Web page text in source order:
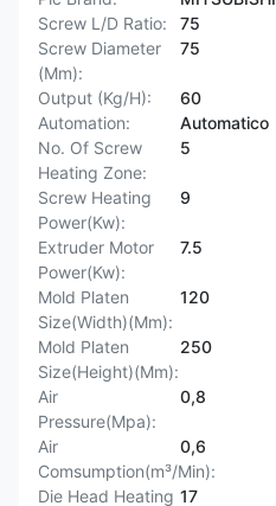
Screw L/D Ratio:
75
Screw Diameter
(Mm):
75
Output (Kg/H):
60
Automation:
Automatico
No. Of Screw
Heating Zone:
5
Screw Heating
Power(Kw):
9
Extruder Motor
Power(Kw):
7.5
Mold Platen
Size(Width)(Mm):
120
Mold Platen
Size(Height)(Mm):
250
Air
Pressure(Mpa):
0,8
Air
Comsumption(m³/Min):
0,6
Die Head Heating 17